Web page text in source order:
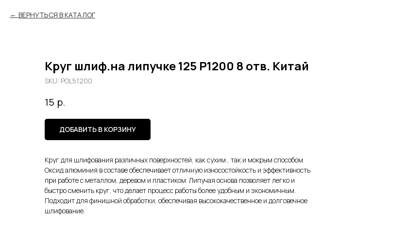
ВЕРНУТЬСЯ В КАТАЛОГ
Круг шлиф.на липучке 125 Р1200 8 отв. Китай
SKU: POL51200
15 р.
ДОБАВИТЬ В КОРЗИНУ
Круг для шлифования различных поверхностей, как сухим , так и мокрым способом.
Оксид алюминия в составе обеспечивает отличную износостойкость и эффективность
при работе с металлом, деревом и пластиком. Липучая основа позволяет легко и
быстро сменить круг, что делает процесс работы более удобным и экономичным.
Подходит для финишной обработки, обеспечивая высококачественное и долговечное
шлифование.